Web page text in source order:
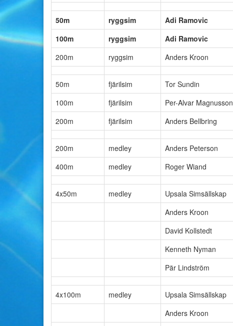
50m ryggsim Adi Ramovic
100m
ryggsim Adi Ramovic
200m
ryggsim Anders Kroon
50m fjärilsim Tor Sundin
100m
fjärilsim Per-Alvar Magnusson
200m
fjärilsim Anders Bellbring
200m medley Anders Peterson
400m
medley Roger Wiand
4x50m medley Upsala Simsällskap
Anders Kroon
David Kollstedt
Kenneth Nyman
Pär Lindström
4x100m medley Upsala Simsällskap
Anders Kroon